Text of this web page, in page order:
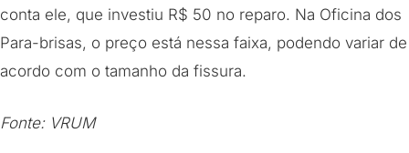
conta ele, que investiu R$ 50 no reparo. Na Oficina dos
Para-brisas, o preço está nessa faixa, podendo variar de
acordo com o tamanho da fissura.
Fonte: VRUM